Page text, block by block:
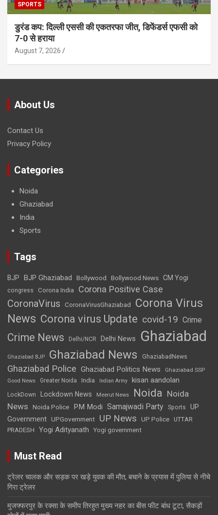
SPORTS
डुरंड कप: दिल्ली एससी की एकतरफा जीत, डिफेंडर्स एफसी को
7-0 से हराया
August 7, 2026
About Us
Contact Us
Privacy Policy
Categories
Noida
Ghaziabad
India
Sports
Tags
BJP BJP Ghaziabad Bollywood Bollywood News CM Yogi
congress Corona India Corona Positive Case
CoronaVirus CoronaVirusGhaziabad
Corona Virus
News Corona virus Update covid-19 Crime
Crime News Delhi/NCR Delhi News Ghaziabad
Ghaziabad BJP Ghaziabad News GhaziabadNews
Ghaziabad Police Ghaziabad Politics News Ghaziabad SSP
Good News Greater Noida India Indian Army kisan aandolan
LockDown Lockdown News Meerut News Noida Noida
News
Noida Police PM Modi Samajwadi Party Sports
UP
Government UPGovernment UP News UP Police
UTTAR
PRADESH
Yogi Adityanath Yogi government
Must Read
ट्रेलर चालक और सड़क पर खड़े युवक की मौत, बचाने के प्रयास में पुलिया से नीचे
गिरा ट्रेलर
मुजफ्फरपुर के रक्सा के समीप तिरहुत मुख्य नहर का बीस फीट बांध टूटा, सैकड़ों